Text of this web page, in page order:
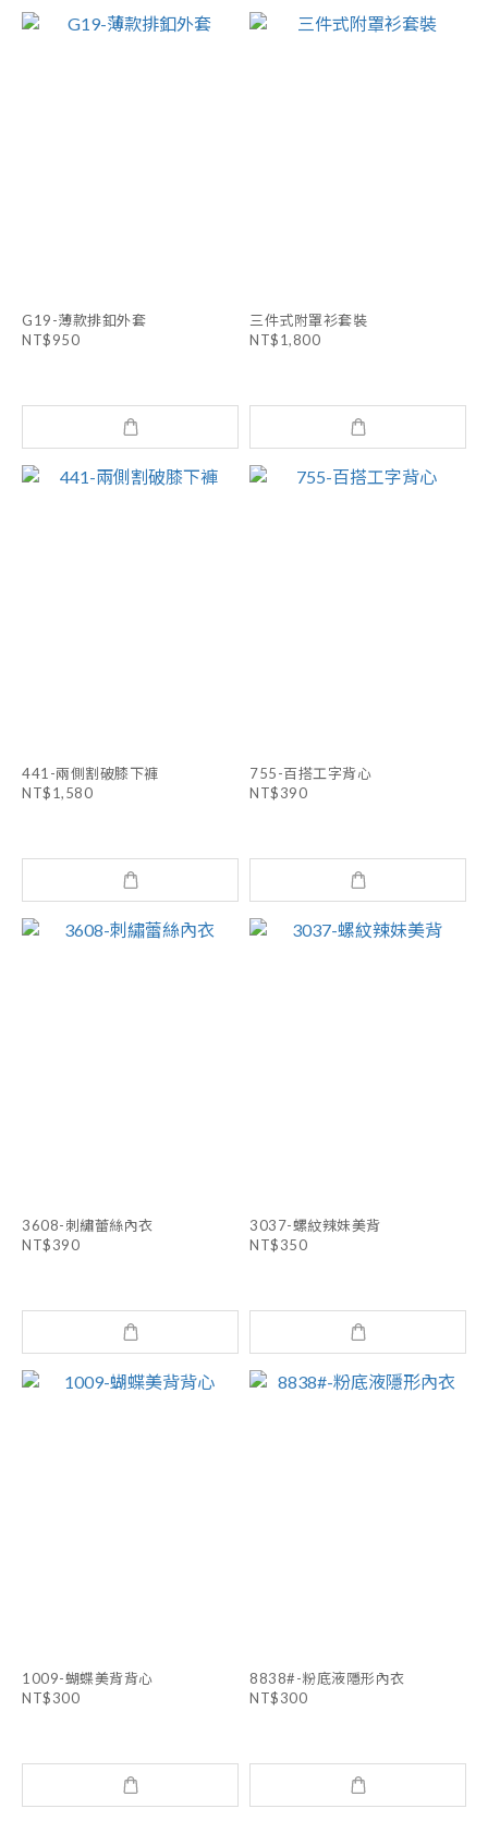
G19-薄款排釦外套
NT$950
三件式附罩衫套裝
NT$1,800
441-兩側割破膝下褲
NT$1,580
755-百搭工字背心
NT$390
3608-刺繡蕾絲內衣
NT$390
3037-螺紋辣妹美背
NT$350
1009-蝴蝶美背背心
NT$300
8838#-粉底液隱形內衣
NT$300